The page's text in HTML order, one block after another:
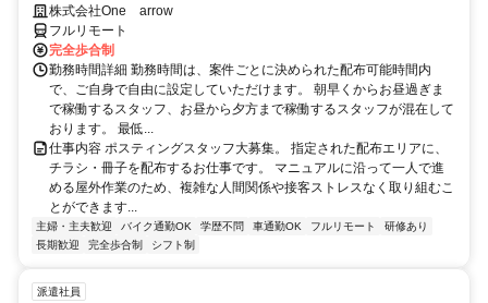
株式会社One arrow
フルリモート
完全歩合制
勤務時間詳細 勤務時間は、案件ごとに決められた配布可能時間内
で、ご自身で自由に設定していただけます。 朝早くからお昼過ぎま
で稼働するスタッフ、お昼から夕方まで稼働するスタッフが混在して
おります。 最低...
仕事内容 ポスティングスタッフ大募集。 指定された配布エリアに、
チラシ・冊子を配布するお仕事です。 マニュアルに沿って一人で進
める屋外作業のため、複雑な人間関係や接客ストレスなく取り組むこ
とができます...
主婦・主夫歓迎 バイク通勤OK 学歴不問 車通勤OK フルリモート
研修あり
長期歓迎
完全歩合制 シフト制
派遣社員